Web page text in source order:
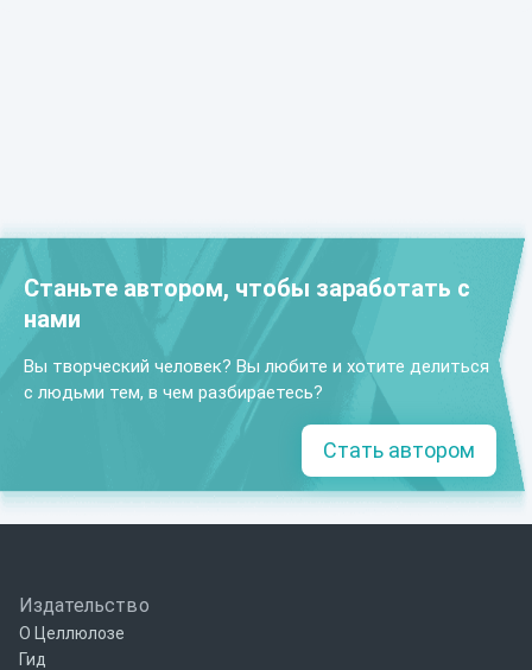
Станьте автором, чтобы заработать с
нами
Вы творческий человек? Вы любите и хотите делиться
с людьми тем, в чем разбираетесь?
Стать автором
Издательство
О Целлюлозе
Гид